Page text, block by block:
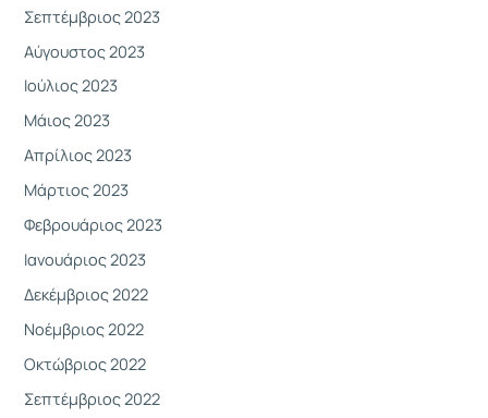
Σεπτέμβριος 2023
Αύγουστος 2023
Ιούλιος 2023
Μάιος 2023
Απρίλιος 2023
Μάρτιος 2023
Φεβρουάριος 2023
Ιανουάριος 2023
Δεκέμβριος 2022
Νοέμβριος 2022
Οκτώβριος 2022
Σεπτέμβριος 2022